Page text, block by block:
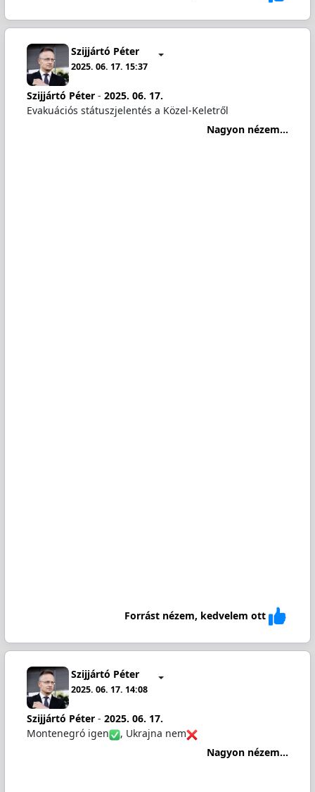
Szijjártó Péter
2025. 06. 17. 15:37
Szijjártó Péter- 2025. 06. 17.
Evakuációs státuszjelentés a Közel-Keletről
Nagyon nézem...
Forrást nézem, kedvelem ott
Szijjártó Péter
2025. 06. 17. 14:08
Szijjártó Péter- 2025. 06. 17.
Montenegró igen
, Ukrajna nem
Nagyon nézem...